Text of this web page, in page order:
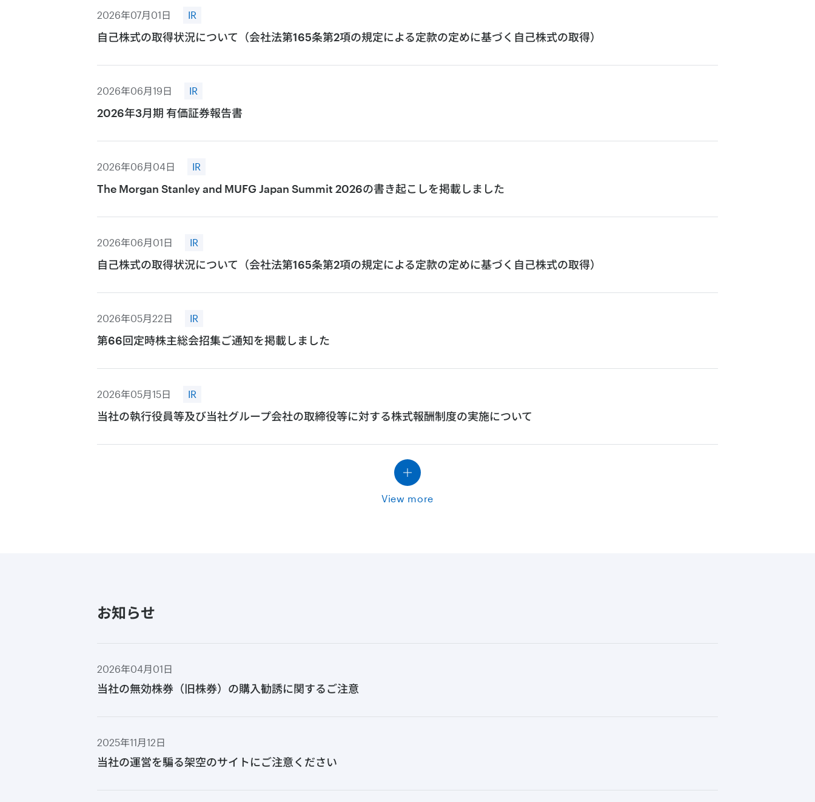
2026年07月01日 IR
自己株式の取得状況について（会社法第165条第2項の規定による定款の定めに基づく自己株式の取得）
2026年06月19日 IR
2026年3月期 有価証券報告書
2026年06月04日 IR
The Morgan Stanley and MUFG Japan Summit 2026の書き起こしを掲載しました
2026年06月01日 IR
自己株式の取得状況について（会社法第165条第2項の規定による定款の定めに基づく自己株式の取得）
2026年05月22日 IR
第66回定時株主総会招集ご通知を掲載しました
2026年05月15日 IR
当社の執行役員等及び当社グループ会社の取締役等に対する株式報酬制度の実施について
View more
お知らせ
2026年04月01日
当社の無効株券（旧株券）の購入勧誘に関するご注意
2025年11月12日
当社の運営を騙る架空のサイトにご注意ください